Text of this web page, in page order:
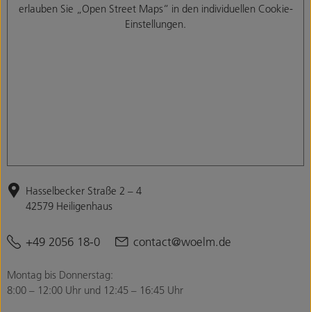
erlauben Sie „Open Street Maps“ in den individuellen Cookie-
Einstellungen.
Hasselbecker Straße 2 – 4
42579 Heiligenhaus
+49 2056 18-0 contact@woelm.de
Montag bis Donnerstag:
8:00 – 12:00 Uhr und 12:45 – 16:45 Uhr